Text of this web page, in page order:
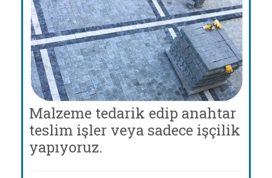
Malzeme tedarik edip anahtar
teslim işler veya sadece işçilik
yapıyoruz.